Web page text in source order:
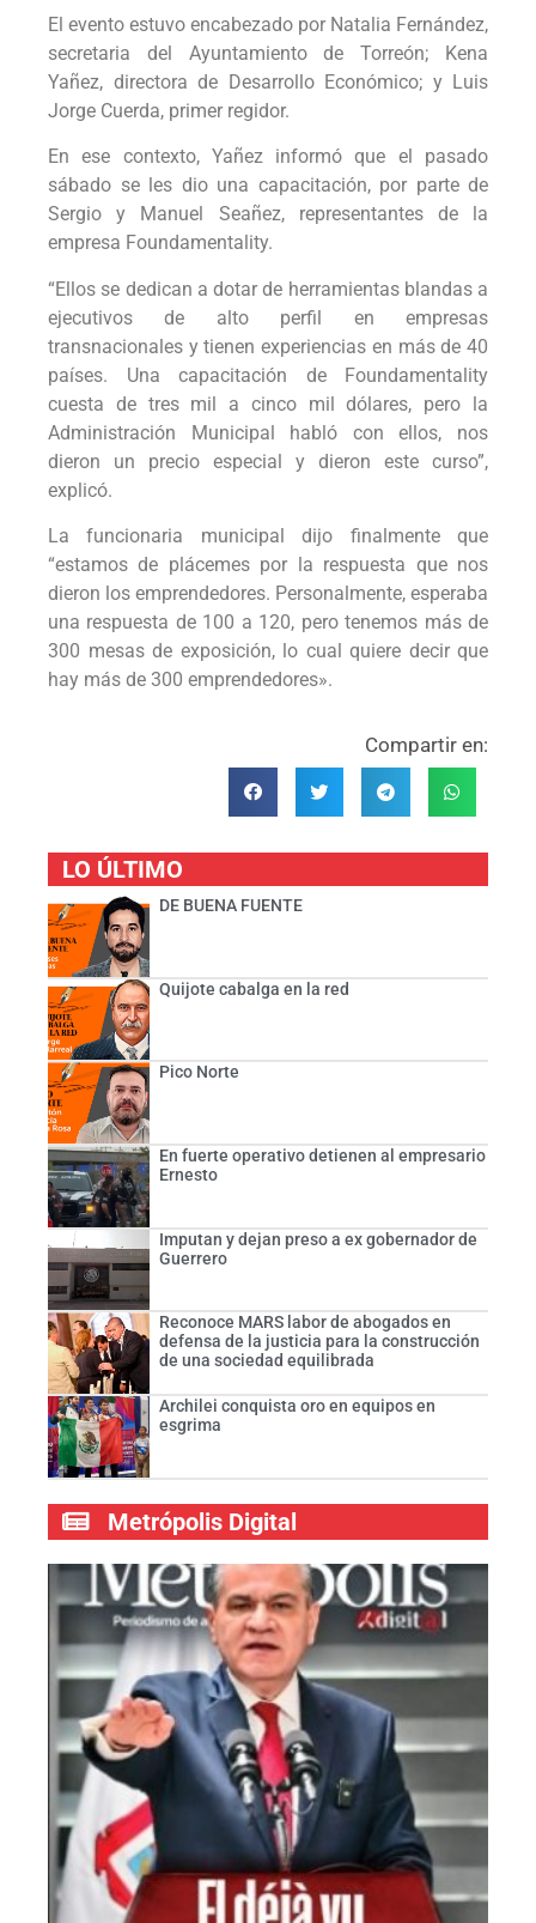
El evento estuvo encabezado por Natalia Fernández,
secretaria del Ayuntamiento de Torreón; Kena
Yañez, directora de Desarrollo Económico; y Luis
Jorge Cuerda, primer regidor.
En ese contexto, Yañez informó que el pasado
sábado se les dio una capacitación, por parte de
Sergio y Manuel Seañez, representantes de la
empresa Foundamentality.
“Ellos se dedican a dotar de herramientas blandas a
ejecutivos de alto perfil en empresas
transnacionales y tienen experiencias en más de 40
países. Una capacitación de Foundamentality
cuesta de tres mil a cinco mil dólares, pero la
Administración Municipal habló con ellos, nos
dieron un precio especial y dieron este curso”,
explicó.
La funcionaria municipal dijo finalmente que
“estamos de plácemes por la respuesta que nos
dieron los emprendedores. Personalmente, esperaba
una respuesta de 100 a 120, pero tenemos más de
300 mesas de exposición, lo cual quiere decir que
hay más de 300 emprendedores».
Compartir en:
LO ÚLTIMO
DE BUENA FUENTE
Quijote cabalga en la red
Pico Norte
En fuerte operativo detienen al empresario
Ernesto
Imputan y dejan preso a ex gobernador de
Guerrero
Reconoce MARS labor de abogados en
defensa de la justicia para la construcción
de una sociedad equilibrada
Archilei conquista oro en equipos en
esgrima
Metrópolis Digital